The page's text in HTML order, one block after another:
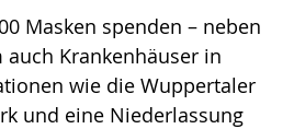
Masken spenden – neben
Krankenhäuser in
wie die Wuppertaler
und eine Niederlassung